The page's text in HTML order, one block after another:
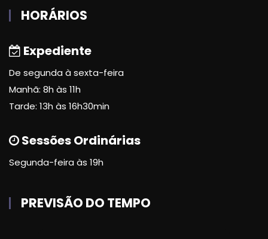
HORÁRIOS
Expediente
De segunda à sexta-feira
Manhã: 8h às 11h
Tarde: 13h às 16h30min
Sessões Ordinárias
Segunda-feira às 19h
PREVISÃO DO TEMPO